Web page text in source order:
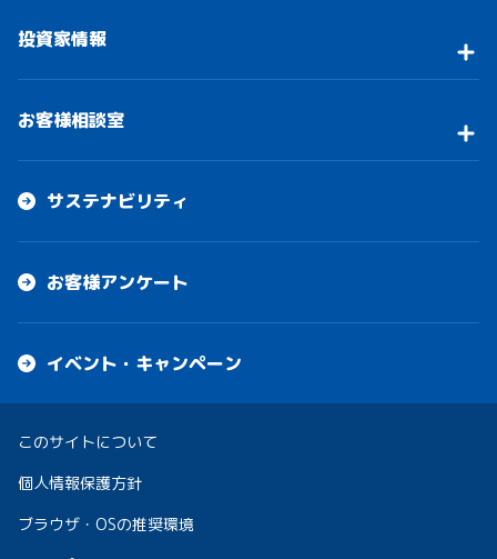
投資家情報
お客様相談室
サステナビリティ
お客様アンケート
イベント・キャンペーン
このサイトについて
個人情報保護方針
ブラウザ・OSの推奨環境